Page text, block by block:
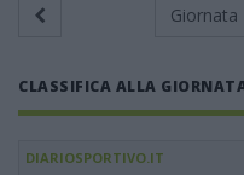
Giornata
CLASSIFICA ALLA
DIARIOSPORTIVO.IT